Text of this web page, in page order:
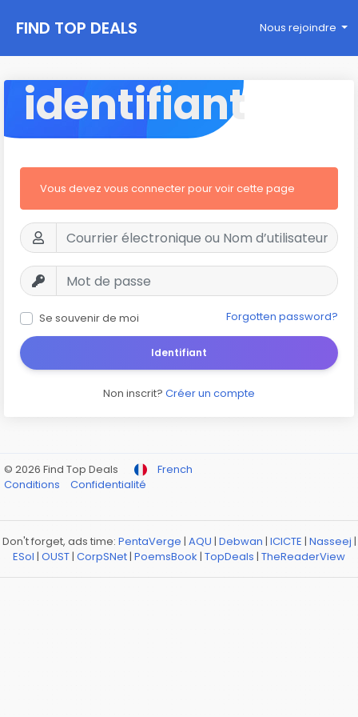
FIND TOP DEALS Nous rejoindre
identifiant
Vous devez vous connecter pour voir cette page
Se souvenir de moi Forgotten password?
Identifiant
Non inscrit? Créer un compte
© 2026 Find Top Deals
French
Conditions
Confidentialité
Don't forget, ads time: PentaVerge | AQU | Debwan | ICICTE | Nasseej |
ESol | OUST| CorpSNet| PoemsBook | TopDeals | TheReaderView